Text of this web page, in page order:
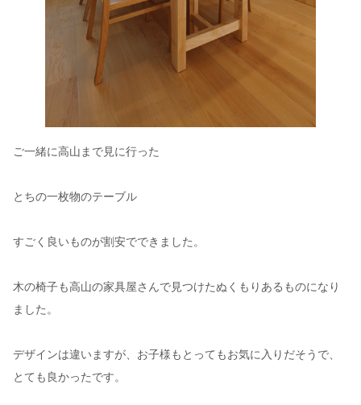
ご一緒に高山まで見に行った
とちの一枚物のテーブル
すごく良いものが割安でできました。
木の椅子も高山の家具屋さんで見つけたぬくもりあるものになり
ました。
デザインは違いますが、お子様もとってもお気に入りだそうで、
とても良かったです。